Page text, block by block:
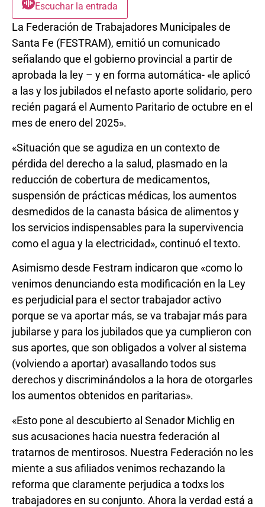
Escuchar la entrada
La Federación de Trabajadores Municipales de
Santa Fe (FESTRAM), emitió un comunicado
señalando que el gobierno provincial a partir de
aprobada la ley – y en forma automática- «le aplicó
a las y los jubilados el nefasto aporte solidario, pero
recién pagará el Aumento Paritario de octubre en el
mes de enero del 2025».
«Situación que se agudiza en un contexto de
pérdida del derecho a la salud, plasmado en la
reducción de cobertura de medicamentos,
suspensión de prácticas médicas, los aumentos
desmedidos de la canasta básica de alimentos y
los servicios indispensables para la supervivencia
como el agua y la electricidad», continuó el texto.
Asimismo desde Festram indicaron que «como lo
venimos denunciando esta modificación en la Ley
es perjudicial para el sector trabajador activo
porque se va aportar más, se va trabajar más para
jubilarse y para los jubilados que ya cumplieron con
sus aportes, que son obligados a volver al sistema
(volviendo a aportar) avasallando todos sus
derechos y discriminándolos a la hora de otorgarles
los aumentos obtenidos en paritarias».
«Esto pone al descubierto al Senador Michlig en
sus acusaciones hacia nuestra federación al
tratarnos de mentirosos. Nuestra Federación no les
miente a sus afiliados venimos rechazando la
reforma que claramente perjudica a todxs los
trabajadores en su conjunto. Ahora la verdad está a